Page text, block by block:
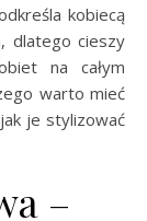
kobiecą
dlatego cieszy
na całym
warto mieć
je stylizować
–